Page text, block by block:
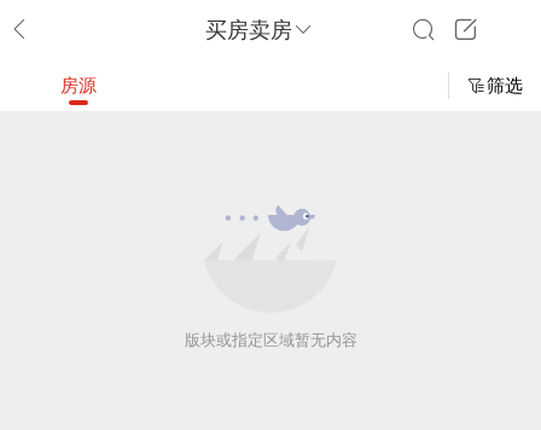
买房卖房
房源 筛选
版块或指定区域暂无内容